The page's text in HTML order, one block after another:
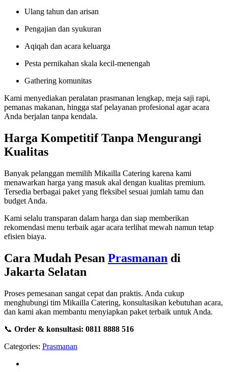
Ulang tahun dan arisan
Pengajian dan syukuran
Aqiqah dan acara keluarga
Pesta pernikahan skala kecil-menengah
Gathering komunitas
Kami menyediakan peralatan prasmanan lengkap, meja saji rapi,
pemanas makanan, hingga staf pelayanan profesional agar acara
Anda berjalan tanpa kendala.
Harga Kompetitif Tanpa Mengurangi
Kualitas
Banyak pelanggan memilih Mikailla Catering karena kami
menawarkan harga yang masuk akal dengan kualitas premium.
Tersedia berbagai paket yang fleksibel sesuai jumlah tamu dan
budget Anda.
Kami selalu transparan dalam harga dan siap memberikan
rekomendasi menu terbaik agar acara terlihat mewah namun tetap
efisien biaya.
Cara Mudah Pesan Prasmanan di
Jakarta Selatan
Proses pemesanan sangat cepat dan praktis. Anda cukup
menghubungi tim Mikailla Catering, konsultasikan kebutuhan acara,
dan kami akan membantu menyiapkan paket terbaik untuk Anda.
📞 Order & konsultasi: 0811 8888 516
Categories: Prasmanan